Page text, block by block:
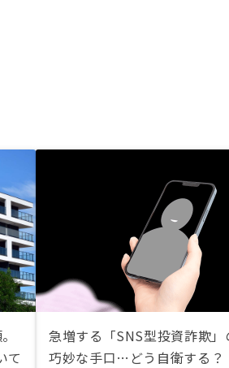
て
急増する「SNS型投資詐欺」
巧妙な手口…どう自衛する？